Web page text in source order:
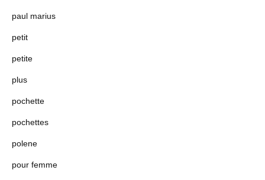
paul marius
petit
petite
plus
pochette
pochettes
polene
pour femme